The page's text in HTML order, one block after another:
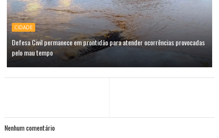
CIDADE
Defesa Civil permanece em prontidão para atender ocorrências provocadas
pelo mau tempo
Nenhum comentário